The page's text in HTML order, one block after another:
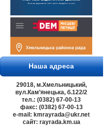
Наша адреса
29018, м.Хмельницький,
вул.Кам’янецька, б.122/2
тел.: (0382) 67-00-13
факс: (0382) 67-00-13
e-mail: kmrayrada@ukr.net
сайт: rayrada.km.ua